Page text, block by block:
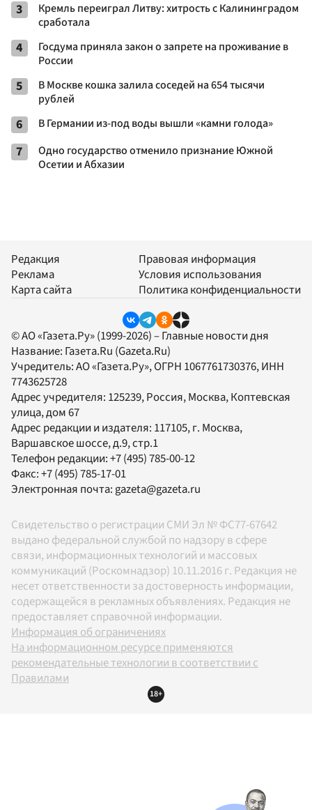
3
Кремль переиграл Литву: хитрость с Калининградом
сработала
4
Госдума приняла закон о запрете на проживание в
России
5
В Москве кошка залила соседей на 654 тысячи
рублей
6 В Германии из-под воды вышли «камни голода»
7
Одно государство отменило признание Южной
Осетии и Абхазии
Редакция
Реклама
Карта сайта
Правовая информация
Условия использования
Политика конфиденциальности
© АО «Газета.Ру» (1999-2026) – Главные новости дня
Название: Газета.Ru (Gazeta.Ru)
Учредитель:АО «Газета.Ру», ОГРН 1067761730376, ИНН
7743625728
Адрес учредителя: 125239, Россия, Москва, Коптевская
улица, дом 67
Адрес редакции и издателя: 117105, г. Москва,
Варшавское шоссе, д.9, стр.1
Телефон редакции:+7 (495) 785-00-12
Факс:+7 (495) 785-17-01
Электронная почта: gazeta@gazeta.ru
Свидетельство о регистрации СМИ Эл № ФС77-67642
выдано федеральной службой по надзору в сфере
связи, информационных технологий и массовых
коммуникаций (Роскомнадзор) 10.11.2016 г. Редакция не
несет ответственности за достоверность информации,
содержащейся в рекламных объявлениях. Редакция не
предоставляет справочной информации.
Информация об ограничениях
На информационном ресурсе применяются
рекомендательные технологии в соответствии с
Правилами
18+